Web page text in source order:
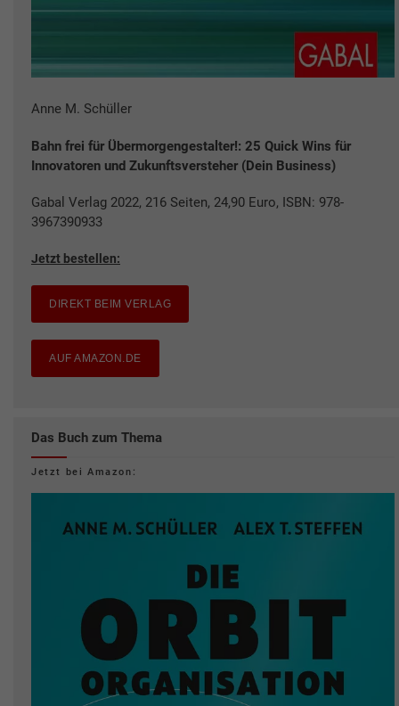
Anne M. Schüller
Bahn frei für Übermorgengestalter!: 25 Quick Wins für
Innovatoren und Zukunftsversteher (Dein Business)
Gabal Verlag 2022, 216 Seiten, 24,90 Euro, ISBN: 978-
3967390933
Jetzt bestellen:
DIREKT BEIM VERLAG
AUF AMAZON.DE
Das Buch zum Thema
Jetzt bei Amazon: